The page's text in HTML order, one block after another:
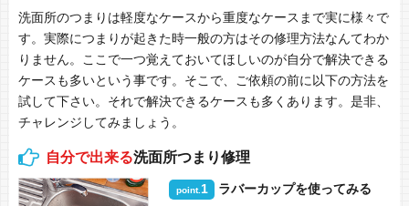
洗面所のつまりは軽度なケースから重度なケースまで実に様々で
す。実際につまりが起きた時一般の方はその修理方法なんてわか
りません。ここで一つ覚えておいてほしいのが自分で解決できる
ケースも多いという事です。そこで、ご依頼の前に以下の方法を
試して下さい。それで解決できるケースも多くあります。是非、
チャレンジしてみましょう。
自分で出来る洗面所つまり修理
point. 1 ラバーカップを使ってみる